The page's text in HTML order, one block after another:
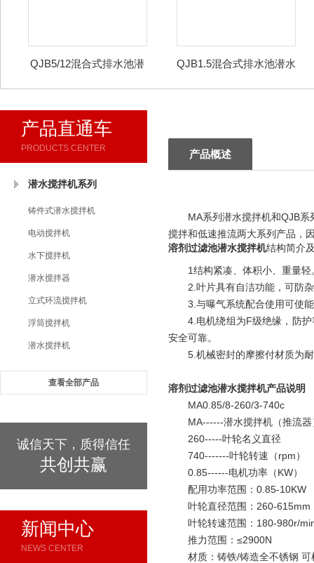
QJB5/12混合式排水池潜
QJB1.5混合式排水池潜水
产品直通车
PRODUCTS CENTER
潜水搅拌机系列
铸件式潜水搅拌机
电动搅拌机
水下搅拌机
潜水搅拌器
立式环流搅拌机
浮筒搅拌机
潜水搅拌机
查看全部产品
诚信天下，质得信任
共创共赢
新闻中心
NEWS CENTER
产品概述
MA系列潜水搅拌机和QJB
搅拌和低速推流两大系列产品，
溶剂过滤池潜水搅拌机结构简介
1结构紧凑、体积小、重量
2.叶片具有自洁功能，可防
3.与曝气系统配合使用可使
4.电机绕组为F级绝缘，防
安全可靠。
5.机械密封的摩擦付材质为
溶剂过滤池潜水搅拌机产品说明
MA0.85/8-260/3-740c
MA------潜水搅拌机（推流
260-----叶轮名义直径
740-------叶轮转速（rpm）
0.85------电机功率（KW）
配用功率范围：0.85-10KW
叶轮直径范围：260-615mm
叶轮转速范围：180-980r/
推力范围：≤2900N
材质：铸铁/铸造全不锈钢